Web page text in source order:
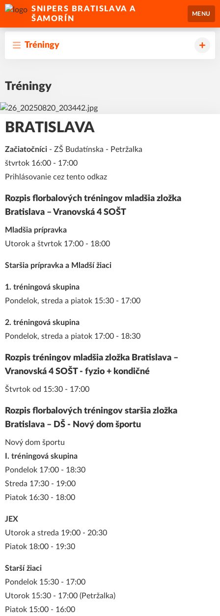
SNIPERS BRATISLAVA A
ŠAMORÍN
MENU
Tréningy
Tréningy
BRATISLAVA
Začiatočníci - ZŠ Budatínska - Petržalka
štvrtok 16:00 - 17:00
Prihlásovanie cez tento odkaz
Rozpis florbalových tréningov mladšia zložka
Bratislava – Vranovská 4 SOŠT
Mladšia prípravka
Utorok a štvrtok 17:00 - 18:00
Staršia prípravka a Mladší žiaci
1. tréningová skupina
Pondelok, streda a piatok 15:30 - 17:00
2. tréningová skupina
Pondelok, streda a piatok 17:00 - 18:30
Rozpis tréningov mladšia zložka Bratislava –
Vranovská 4 SOŠT - fyzio + kondičné
Štvrtok od 15:30 - 17:00
Rozpis florbalových tréningov staršia zložka
Bratislava – DŠ - Nový dom športu
Nový dom športu
I. tréningová skupina
Pondelok 17:00 - 18:30
Streda 17:30 - 19:00
Piatok 16:30 - 18:00
JEX
Utorok a streda 19:00 - 20:30
Piatok 18:00 - 19:30
Starší žiaci
Pondelok 15:30 - 17:00
Utorok 15:30 - 17:00 (Petržalka)
Piatok 15:00 - 16:00